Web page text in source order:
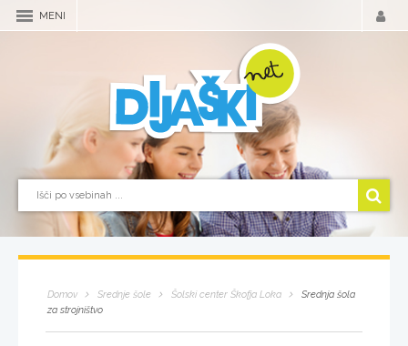
MENI
Domov Srednje šole Šolski center Škofja Loka
Srednja šola
za strojništvo